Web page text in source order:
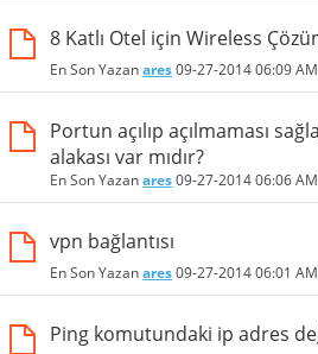
8 Katlı Otel için Wireless
En Son Yazanares09-27-201406:09 AM
Portun açılıp açılmaması
alakası var mıdır?
En Son Yazanares09-27-201406:06 AM
vpn bağlantısı
En Son Yazanares09-27-201406:01 AM
Ping komutundaki ip adres